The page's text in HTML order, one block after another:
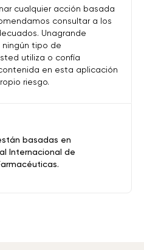
basadas en
Internacional de
cualquier acción basada
consultar a los
Unagrande
tipo de
utiliza o confía
en esta aplicación
riesgo.